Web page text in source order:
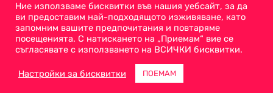
Ние използваме бисквитки във нашия уебсайт, за да
ви предоставим най-подходящото изживяване, като
запомним вашите предпочитания и повтаряме
посещенията. С натискането на „Приемам“ вие се
съгласявате с използването на ВСИЧКИ бисквитки.
Настройки за бисквитки ПОЕМАМ